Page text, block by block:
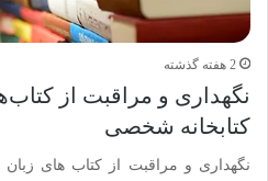
2 هفته گذشته
نگهداری و مراقبت از
کتابخانه شخصی
نگهداری و مراقبت از کتاب های